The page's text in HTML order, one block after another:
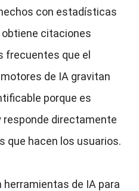
con estadísticas
citaciones
que el
de IA gravitan
porque es
responde directamente
que hacen los usuarios.
de IA para